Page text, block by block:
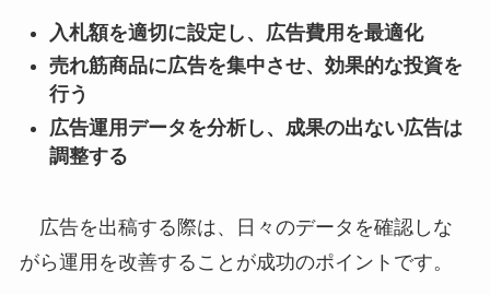
入札額を適切に設定し、広告費用を最適化
売れ筋商品に広告を集中させ、効果的な投資を
行う
広告運用データを分析し、成果の出ない広告は
調整する
広告を出稿する際は、日々のデータを確認しな
がら運用を改善することが成功のポイントです。